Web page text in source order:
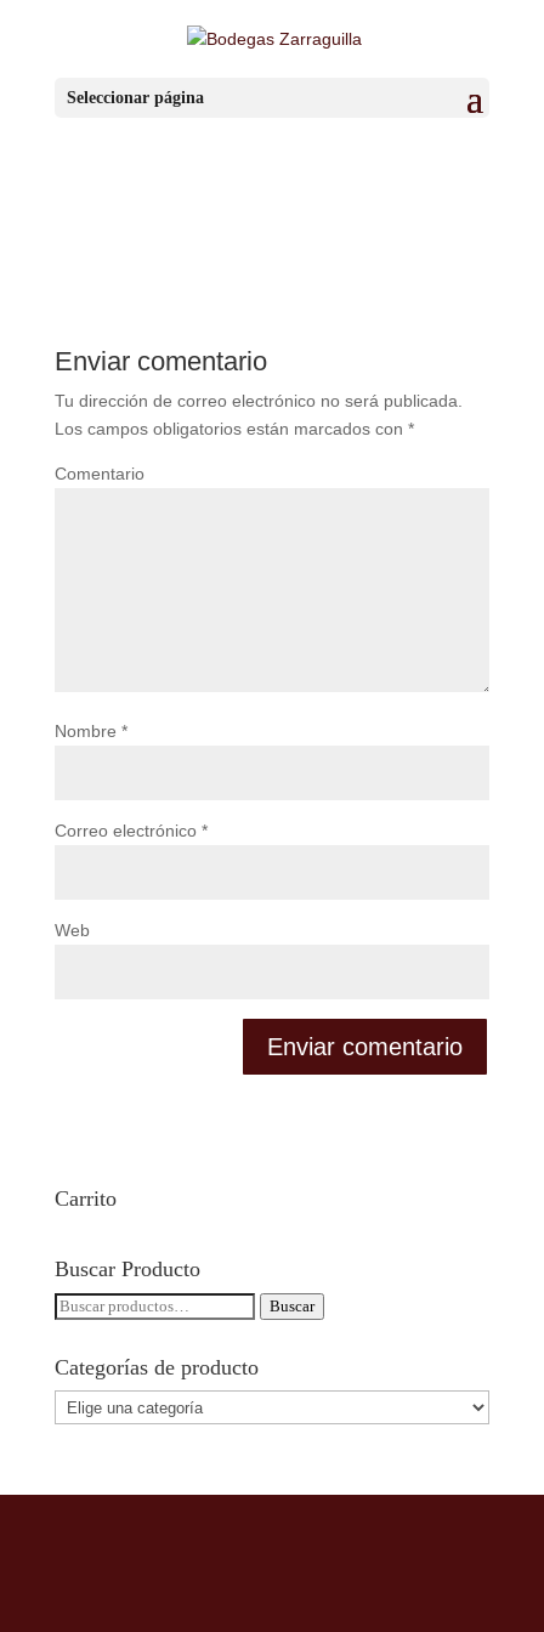
Seleccionar página
IMG_20141004_101651
Enviar comentario
Tu dirección de correo electrónico no será publicada.
Los campos obligatorios están marcados con *
Comentario
Nombre *
Correo electrónico *
Web
Carrito
Buscar Producto
Buscar
Buscar
Categorías de producto